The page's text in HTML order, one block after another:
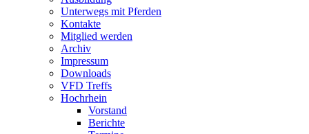
Unterwegs mit Pferden
Kontakte
Mitglied werden
Archiv
Impressum
Downloads
VFD Treffs
Hochrhein
Vorstand
Berichte